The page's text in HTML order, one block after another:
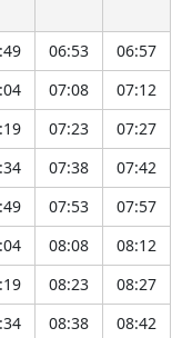
06:53
06:57
07:08
07:12
07:23
07:27
07:38
07:42
07:53
07:57
08:08
08:12
08:23
08:27
08:38 08:42